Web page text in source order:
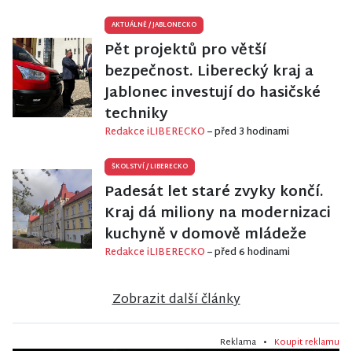
AKTUÁLNĚ/JABLONECKO
Pět projektů pro větší
bezpečnost. Liberecký kraj a
Jablonec investují do hasičské
techniky
Redakce iLIBERECKO– před 3 hodinami
ŠKOLSTVÍ/LIBERECKO
Padesát let staré zvyky končí.
Kraj dá miliony na modernizaci
kuchyně v domově mládeže
Redakce iLIBERECKO– před 6 hodinami
Zobrazit další články
Reklama • Koupit reklamu